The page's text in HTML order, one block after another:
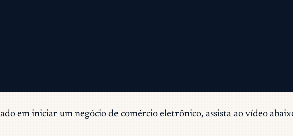
em iniciar um negócio de comércio eletrônico, assista ao vídeo